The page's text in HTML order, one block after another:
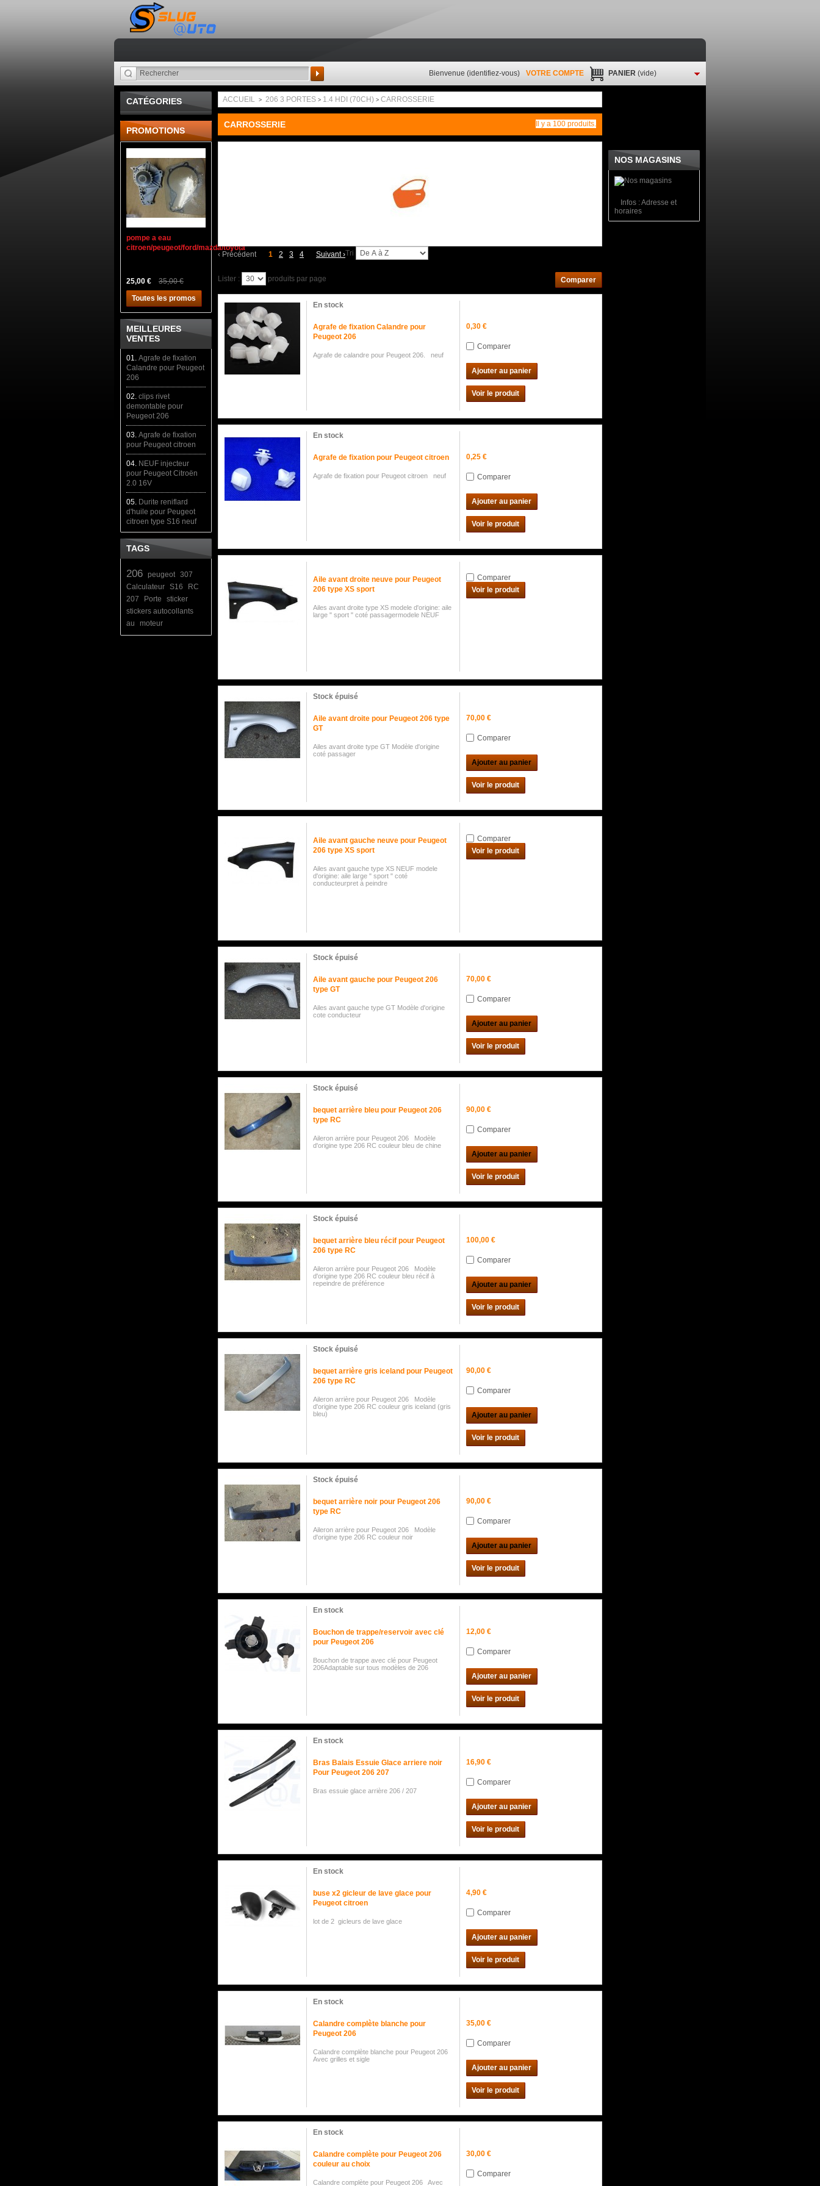
Rechercher
Bienvenue (identifiez-vous) VOTRE COMPTE PANIER (vide)
CATÉGORIES
PROMOTIONS
pompe a eau
citroen/peugeot/ford/mazda/toyota
25,00 €
35,00 €
Toutes les promos
MEILLEURES
VENTES
01. Agrafe de fixation
Calandre pour Peugeot
206
02. clips rivet
demontable pour
Peugeot 206
03. Agrafe de fixation
pour Peugeot citroen
04. NEUF injecteur
pour Peugeot Citroën
2.0 16V
05. Durite reniflard
d'huile pour Peugeot
citroen type S16 neuf
TAGS
206 peugeot 307
Calculateur S16
RC
207
Porte
sticker
stickers autocollants
au
moteur
ACCUEIL > 206 3 PORTES > 1.4 HDI (70CH) > CARROSSERIE
CARROSSERIE Il y a 100 produits.
‹ Précédent 1 2 3 4 Suivant›Tri
Lister : produits par page
En stock
Agrafe de fixation Calandre pour
Peugeot 206
Agrafe de calandre pour Peugeot 206. neuf
0,30 €
Comparer
Ajouter au panier
Voir le produit
En stock
Agrafe de fixation pour Peugeot citroen
Agrafe de fixation pour Peugeot citroen neuf
0,25 €
Comparer
Ajouter au panier
Voir le produit
Aile avant droite neuve pour Peugeot
206 type XS sport
Ailes avant droite type XS modele d'origine: aile
large " sport " coté passagermodele NEUF
Comparer
Voir le produit
Stock épuisé
Aile avant droite pour Peugeot 206 type
GT
Ailes avant droite type GT Modèle d'origine
coté passager
70,00 €
Comparer
Ajouter au panier
Voir le produit
Aile avant gauche neuve pour Peugeot
206 type XS sport
Ailes avant gauche type XS NEUF modele
d'origine: aile large " sport " coté
conducteurpret à peindre
Comparer
Voir le produit
Stock épuisé
Aile avant gauche pour Peugeot 206
type GT
Ailes avant gauche type GT Modèle d'origine
cote conducteur
70,00 €
Comparer
Ajouter au panier
Voir le produit
Stock épuisé
bequet arrière bleu pour Peugeot 206
type RC
Aileron arrière pour Peugeot 206 Modèle
d'origine type 206 RC couleur bleu de chine
90,00 €
Comparer
Ajouter au panier
Voir le produit
Stock épuisé
bequet arrière bleu récif pour Peugeot
206 type RC
Aileron arrière pour Peugeot 206 Modèle
d'origine type 206 RC couleur bleu récif à
repeindre de préférence
100,00 €
Comparer
Ajouter au panier
Voir le produit
Stock épuisé
bequet arrière gris iceland pour Peugeot
206 type RC
Aileron arrière pour Peugeot 206 Modèle
d'origine type 206 RC couleur gris iceland (gris
bleu)
90,00 €
Comparer
Ajouter au panier
Voir le produit
Stock épuisé
bequet arrière noir pour Peugeot 206
type RC
Aileron arrière pour Peugeot 206 Modèle
d'origine type 206 RC couleur noir
90,00 €
Comparer
Ajouter au panier
Voir le produit
En stock
Bouchon de trappe/reservoir avec clé
pour Peugeot 206
Bouchon de trappe avec clé pour Peugeot
206Adaptable sur tous modèles de 206
12,00 €
Comparer
Ajouter au panier
Voir le produit
En stock
Bras Balais Essuie Glace arriere noir
Pour Peugeot 206 207
Bras essuie glace arrière 206 / 207
16,90 €
Comparer
Ajouter au panier
Voir le produit
En stock
buse x2 gicleur de lave glace pour
Peugeot citroen
lot de 2 gicleurs de lave glace
4,90 €
Comparer
Ajouter au panier
Voir le produit
En stock
Calandre complète blanche pour
Peugeot 206
Calandre complète blanche pour Peugeot 206
Avec grilles et sigle
35,00 €
Comparer
Ajouter au panier
Voir le produit
En stock
Calandre complète pour Peugeot 206
couleur au choix
Calandre complète pour Peugeot 206 Avec
30,00 €
Comparer
NOS MAGASINS
Infos : Adresse et
horaires